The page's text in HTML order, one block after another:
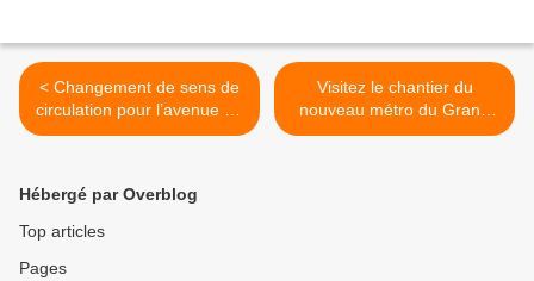
< Changement de sens de
circulation pour l’avenue de
Gargan à Aulnay-sous-Bois
Visitez le chantier du
nouveau métro du Grand
Paris Express à Aulnay-
Hébergé par Overblog
Top articles
Pages